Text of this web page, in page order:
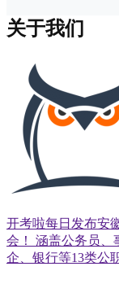
关于我们
开考啦每日发布安
会！ 涵盖公务员、
企、银行等13类公